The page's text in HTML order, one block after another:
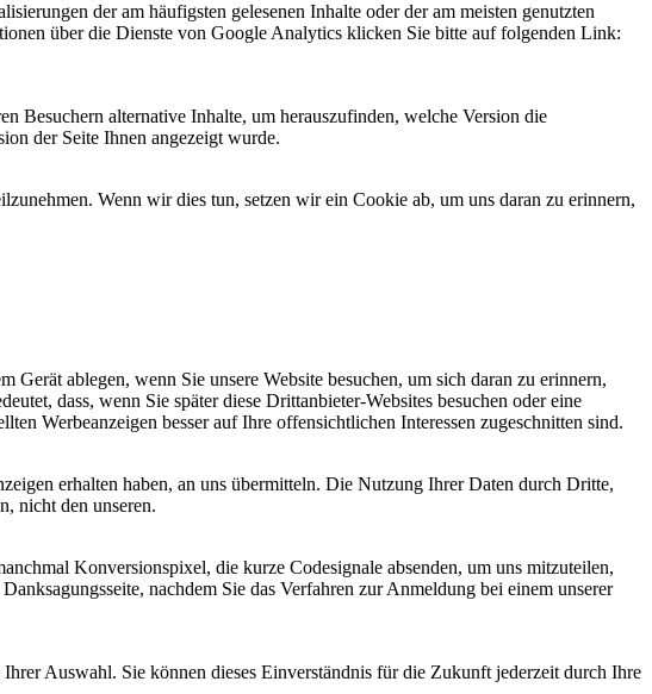
der am häufigsten gelesenen Inhalte oder der am meisten genutzten
über die Dienste von Google Analytics klicken Sie bitte auf folgenden Link:
Besuchern alternative Inhalte, um herauszufinden, welche Version die
der Seite Ihnen angezeigt wurde.
Wenn wir dies tun, setzen wir ein Cookie ab, um uns daran zu erinnern,
ablegen, wenn Sie unsere Website besuchen, um sich daran zu erinnern,
dass, wenn Sie später diese Drittanbieter-Websites besuchen oder eine
Werbeanzeigen besser auf Ihre offensichtlichen Interessen zugeschnitten sind.
erhalten haben, an uns übermitteln. Die Nutzung Ihrer Daten durch Dritte,
nicht den unseren.
Konversionspixel, die kurze Codesignale absenden, um uns mitzuteilen,
nachdem Sie das Verfahren zur Anmeldung bei einem unserer
Auswahl. Sie können dieses Einverständnis für die Zukunft jederzeit durch Ihre